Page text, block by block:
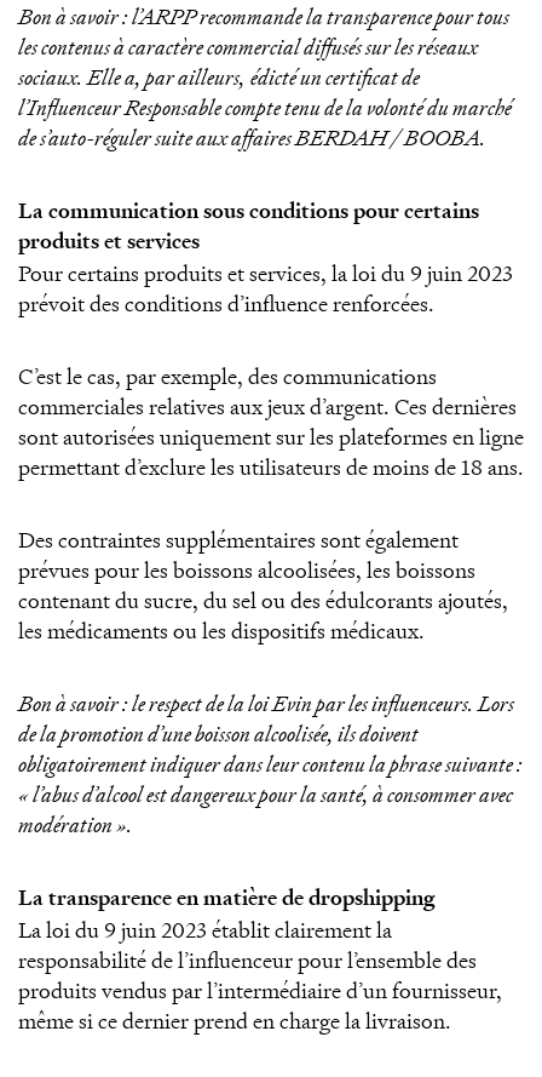
Bon à savoir : l’ARPP recommande la transparence pour tous
les contenus à caractère commercial diffusés sur les réseaux
sociaux. Elle a, par ailleurs, édicté un certificat de
l’Influenceur Responsable compte tenu de la volonté du marché
de s’auto-réguler suite aux affaires BERDAH / BOOBA.
La communication sous conditions pour certains
produits et services
Pour certains produits et services, la loi du 9 juin 2023
prévoit des conditions d’influence renforcées.
C’est le cas, par exemple, des communications
commerciales relatives aux jeux d’argent. Ces dernières
sont autorisées uniquement sur les plateformes en ligne
permettant d’exclure les utilisateurs de moins de 18 ans.
Des contraintes supplémentaires sont également
prévues pour les boissons alcoolisées, les boissons
contenant du sucre, du sel ou des édulcorants ajoutés,
les médicaments ou les dispositifs médicaux.
Bon à savoir : le respect de la loi Evin par les influenceurs. Lors
de la promotion d’une boisson alcoolisée, ils doivent
obligatoirement indiquer dans leur contenu la phrase suivante :
« l’abus d’alcool est dangereux pour la santé, à consommer avec
modération ».
La transparence en matière de dropshipping
La loi du 9 juin 2023 établit clairement la
responsabilité de l’influenceur pour l’ensemble des
produits vendus par l’intermédiaire d’un fournisseur,
même si ce dernier prend en charge la livraison.